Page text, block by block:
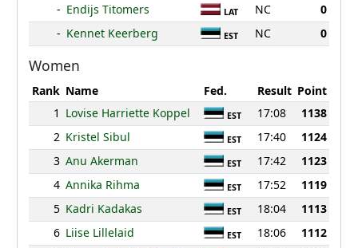
- Endijs Titomers LAT NC
0
- Kennet Keerberg EST NC 0
Women
Rank Name Fed. Result Point
1 Lovise Harriette Koppel EST 17:08
1138
2 Kristel Sibul EST 17:40
1124
3 Anu Akerman EST 17:42
1123
4 Annika Rihma EST 17:52
1119
5 Kadri Kadakas EST 18:04
1113
6 Liise Lillelaid EST 18:06
1112